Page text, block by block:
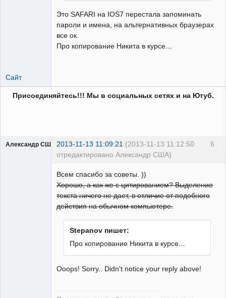
Это SAFARI на IOS7 перестала запоминать
пароли и имена, на альтернативных браузерах
все ок.
Про копирование Никита в курсе...
Сайт
Присоединяйтесь!!! Мы в социальных сетях и на Ютуб.
6
Александр США 2013-11-13 11:09:21 (2013-11-13 11:12:50
отредактировано Александр США)
Всем спасибо за советы. ))
Хорошо, а как же с цитированием? Выделение
текста ничего не дает, в отличие от подобного
действия на обычном компьютере.
Stepanov пишет:
Про копирование Никита в курсе...
Ooops! Sorry.. Didn't notice your reply above!